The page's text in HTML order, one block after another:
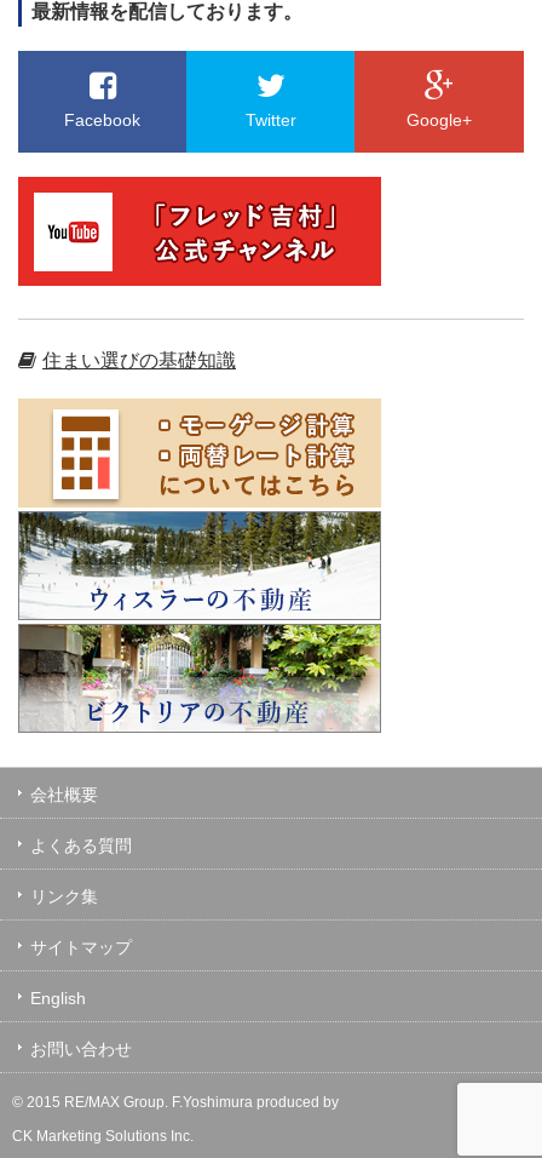
最新情報を配信しております。
Facebook Twitter Google+
住まい選びの基礎知識
会社概要
よくある質問
リンク集
サイトマップ
English
お問い合わせ
© 2015 RE/MAX Group. F.Yoshimura produced by
CK Marketing Solutions Inc.